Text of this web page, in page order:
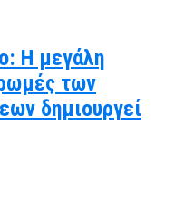
Η μεγάλη
των
δημιουργεί